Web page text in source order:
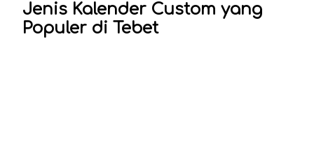
Jenis Kalender Custom yang
Populer di Tebet